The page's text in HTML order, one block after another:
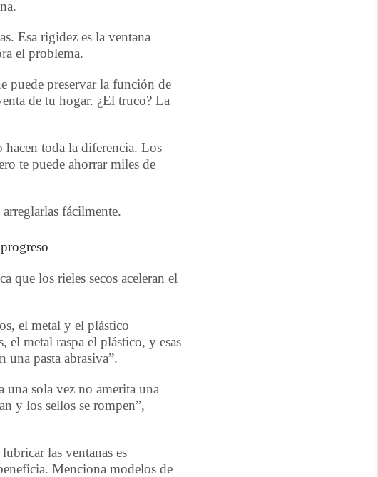
Esa rigidez es la ventana
el problema.
puede preservar la función de
de tu hogar. ¿El truco? La
toda la diferencia. Los
te puede ahorrar miles de
fácilmente.
que los rieles secos aceleran el
el metal y el plástico
el metal raspa el plástico, y esas
una pasta abrasiva”.
una sola vez no amerita una
y los sellos se rompen”,
las ventanas es
Menciona modelos de